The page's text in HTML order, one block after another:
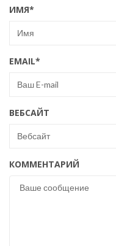
ИМЯ*
EMAIL*
ВЕБСАЙТ
КОММЕНТАРИЙ